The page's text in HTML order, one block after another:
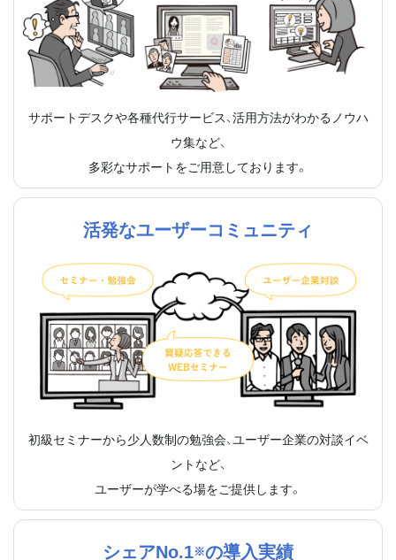
サポートデスクや各種代行サービス、活用方法がわかるノウハ
ウ集など、
多彩なサポートをご用意しております。
活発なユーザーコミュニティ
初級セミナーから少人数制の勉強会、ユーザー企業の対談イベ
ントなど、
ユーザーが学べる場をご提供します。
シェアNo.1※の導入実績